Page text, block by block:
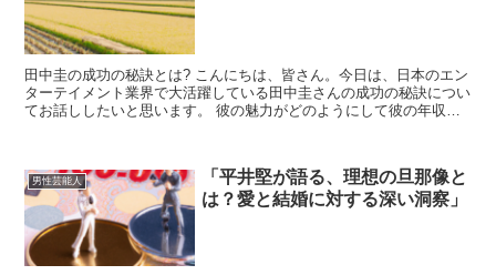
田中圭の成功の秘訣とは? こんにちは、皆さん。今日は、日本のエン
ターテイメント業界で大活躍している田中圭さんの成功の秘訣につい
てお話ししたいと思います。 彼の魅力がどのようにして彼の年収に
男性芸能人
「平井堅が語る、理想の旦那像と
は？愛と結婚に対する深い洞察」